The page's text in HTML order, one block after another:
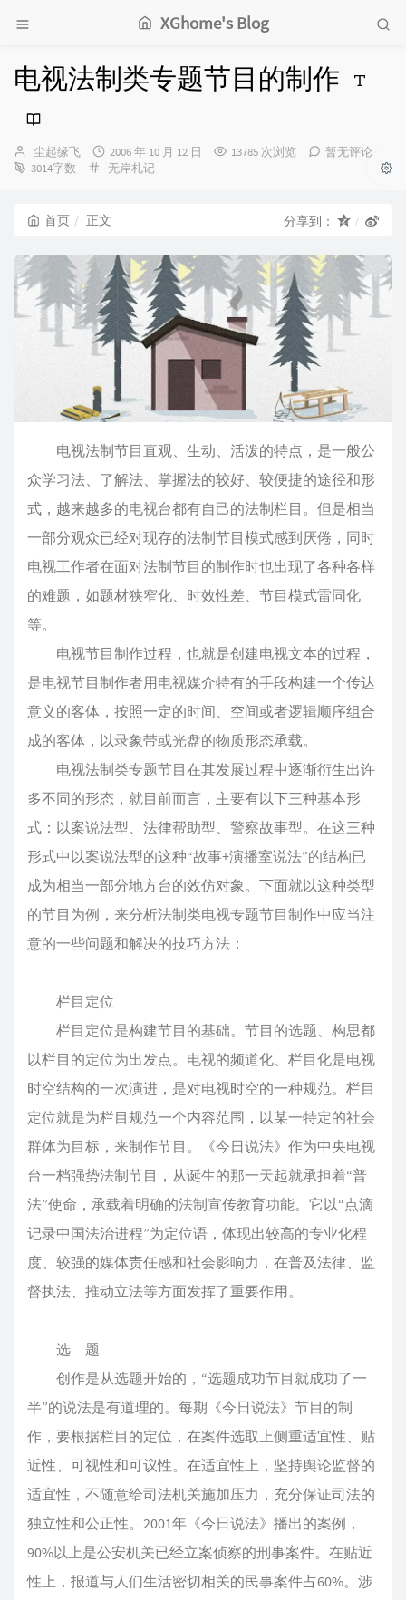
XGhome's Blog
电视法制类专题节目的制作
博
主：
尘起缘飞
发
布
2006 年 10 月 12 日 13785 次浏览
暂无评论
3014字数
分
无岸札记
首页 正文 分享到：
电视法制节目直观、生动、活泼的特点，是一般公
众学习法、了解法、掌握法的较好、较便捷的途径和形
式，越来越多的电视台都有自己的法制栏目。但是相当
一部分观众已经对现存的法制节目模式感到厌倦，同时
电视工作者在面对法制节目的制作时也出现了各种各样
的难题，如题材狭窄化、时效性差、节目模式雷同化
等。
电视节目制作过程，也就是创建电视文本的过程，
是电视节目制作者用电视媒介特有的手段构建一个传达
意义的客体，按照一定的时间、空间或者逻辑顺序组合
成的客体，以录象带或光盘的物质形态承载。
电视法制类专题节目在其发展过程中逐渐衍生出许
多不同的形态，就目前而言，主要有以下三种基本形
式：以案说法型、法律帮助型、警察故事型。在这三种
形式中以案说法型的这种“故事+演播室说法”的结构已
成为相当一部分地方台的效仿对象。下面就以这种类型
的节目为例，来分析法制类电视专题节目制作中应当注
意的一些问题和解决的技巧方法：
栏目定位
栏目定位是构建节目的基础。节目的选题、构思都
以栏目的定位为出发点。电视的频道化、栏目化是电视
时空结构的一次演进，是对电视时空的一种规范。栏目
定位就是为栏目规范一个内容范围，以某一特定的社会
群体为目标，来制作节目。《今日说法》作为中央电视
台一档强势法制节目，从诞生的那一天起就承担着“普
法”使命，承载着明确的法制宣传教育功能。它以“点滴
记录中国法治进程”为定位语，体现出较高的专业化程
度、较强的媒体责任感和社会影响力，在普及法律、监
督执法、推动立法等方面发挥了重要作用。
选 题
创作是从选题开始的，“选题成功节目就成功了一
半”的说法是有道理的。每期《今日说法》节目的制
作，要根据栏目的定位，在案件选取上侧重适宜性、贴
近性、可视性和可议性。在适宜性上，坚持舆论监督的
适宜性，不随意给司法机关施加压力，充分保证司法的
独立性和公正性。2001年《今日说法》播出的案例，
90%以上是公安机关已经立案侦察的刑事案件。在贴近
性上，报道与人们生活密切相关的民事案件占60%。涉